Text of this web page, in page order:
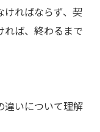
ければならず、契
れば、終わるまで
違いについて理解